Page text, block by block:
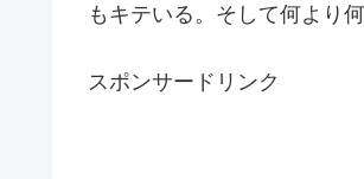
もキテいる。そして何より
スポンサードリンク